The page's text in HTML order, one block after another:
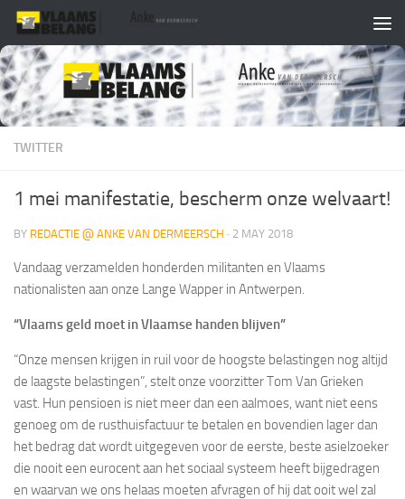
Skip to content
TWITTER
1 mei manifestatie, bescherm onze welvaart!
BY REDACTIE @ ANKE VAN DERMEERSCH · 2 MAY 2018
Vandaag verzamelden honderden militanten en Vlaams
nationalisten aan onze Lange Wapper in Antwerpen.
“Vlaams geld moet in Vlaamse handen blijven”
“Onze mensen krijgen in ruil voor de hoogste belastingen nog altijd
de laagste belastingen”, stelt onze voorzitter Tom Van Grieken
vast. Hun pensioen is niet meer dan een aalmoes, want niet eens
genoeg om de rusthuisfactuur te betalen en bovendien lager dan
het bedrag dat wordt uitgegeven voor de eerste, beste asielzoeker
die nooit een eurocent aan het sociaal systeem heeft bijgedragen
en waarvan we ons helaas moeten afvragen of hij dat ooit wel zal